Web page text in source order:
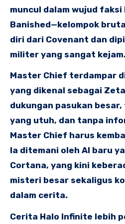
muncul dalam wujud faksi
Banished—kelompok
diri dari Covenant dan
militer yang sangat kejam.
Master Chief terdampar
yang dikenal sebagai
dukungan pasukan besar,
yang utuh, dan tanpa
Master Chief harus
Ia ditemani oleh AI baru
Cortana, yang kini
misteri besar sekaligus
dalam cerita.
Cerita Halo Infinite lebih